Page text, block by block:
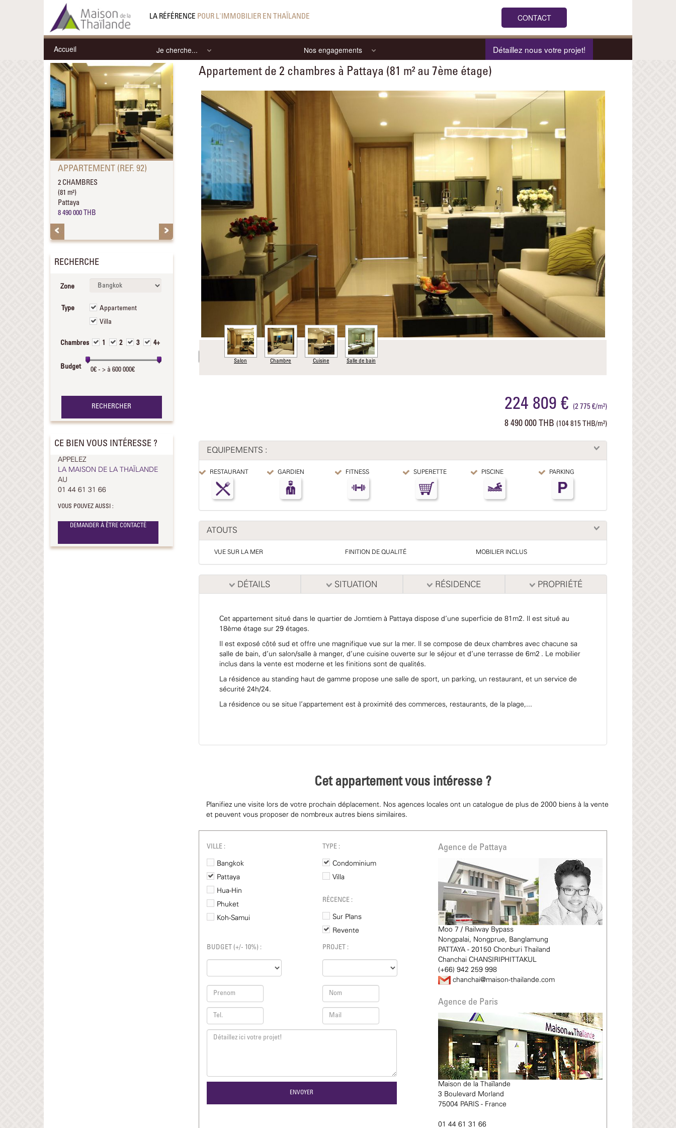
LA RÉFÉRENCE POUR L'IMMOBILIER EN THAÏLANDE CONTACT
Accueil Je cherche... Nos engagements Détaillez nous votre projet!
APPARTEMENT (REF. 92)
2 CHAMBRES
(81 m²)
Pattaya
8 490 000 THB
RECHERCHE
Zone
Type
Appartement
Villa
Chambres 1 2 3 4+
Budget
CE BIEN VOUS INTÉRESSE ?
APPELEZ
LA MAISON DE LA THAÏLANDE
AU
01 44 61 31 66
VOUS POUVEZ AUSSI :
DEMANDER À ÊTRE CONTACTÉ
Appartement de 2 chambres à Pattaya (81 m² au 7ème étage)
Previous
Salon Chambre Cuisine Salle de bain
224 809 € (2 775 €/m²)
8 490 000 THB (104 815 THB/m²)
EQUIPEMENTS :
RESTAURANT GARDIEN FITNESS SUPERETTE PISCINE PARKING
ATOUTS
VUE SUR LA MER FINITION DE QUALITÉ MOBILIER INCLUS
DÉTAILS SITUATION RÉSIDENCE PROPRIÉTÉ
Cet appartement situé dans le quartier de Jomtiem à Pattaya dispose d'une superficie de 81m2. Il est situé au
18ème étage sur 29 étages.
Il est exposé côté sud et offre une magnifique vue sur la mer. Il se compose de deux chambres avec chacune sa
salle de bain, d'un salon/salle à manger, d'une cuisine ouverte sur le séjour et d'une terrasse de 6m2 . Le mobilier
inclus dans la vente est moderne et les finitions sont de qualités.
La résidence au standing haut de gamme propose une salle de sport, un parking, un restaurant, et un service de
sécurité 24h/24.
La résidence ou se situe l'appartement est à proximité des commerces, restaurants, de la plage,...
Cet appartement vous intéresse ?
Planifiez une visite lors de votre prochain déplacement. Nos agences locales ont un catalogue de plus de 2000 biens à la vente
et peuvent vous proposer de nombreux autres biens similaires.
VILLE : TYPE :
Bangkok
Pattaya
Hua-Hin
Phuket
Koh-Samui
Condominium
Villa
RÉCENCE :
Sur Plans
Revente
BUDGET (+/- 10%) : PROJET :
Agence de Pattaya
Moo 7 / Railway Bypass
Nongpalai, Nongprue, Banglamung
PATTAYA - 20150 Chonburi Thailand
Chanchai CHANSIRIPHITTAKUL
(+66) 942 259 998
chanchai@maison-thailande.com
Agence de Paris
Maison de la Thaïlande
3 Boulevard Morland
75004 PARIS - France
01 44 61 31 66